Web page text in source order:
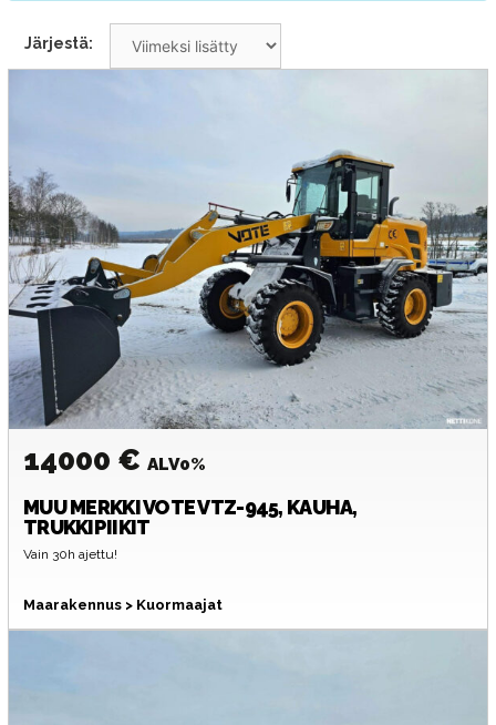
Järjestä:
14000 € ALV0%
MUU MERKKIVOTE VTZ-945, KAUHA,
TRUKKIPIIKIT
Vain 30h ajettu!
Maarakennus > Kuormaajat